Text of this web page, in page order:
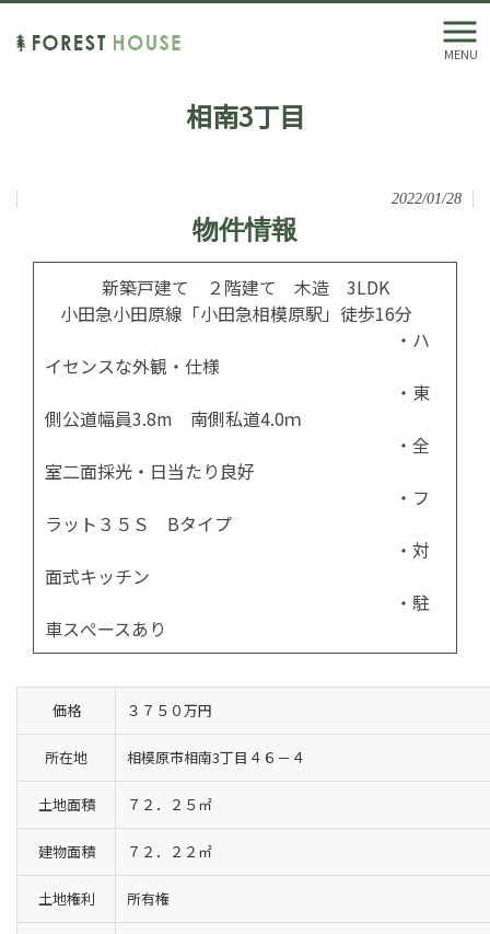
MENU
相南3丁目
2022/01/28
物件情報
新築戸建て ２階建て 木造 3LDK
小田急小田原線「小田急相模原駅」徒歩16分
・ハ
イセンスな外観・仕様
・東
側公道幅員3.8m 南側私道4.0ｍ
・全
室二面採光・日当たり良好
・フ
ラット３５Ｓ Bタイプ
・対
面式キッチン
・駐
車スぺースあり
価格 ３７５０万円
所在地 相模原市相南3丁目４６－４
土地面積 ７２．２５㎡
建物面積 ７２．２２㎡
土地権利 所有権